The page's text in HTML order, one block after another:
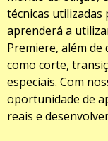
técnicas utilizadas
aprenderá a
Premiere, além
como corte,
especiais. Com
oportunidade de
reais e